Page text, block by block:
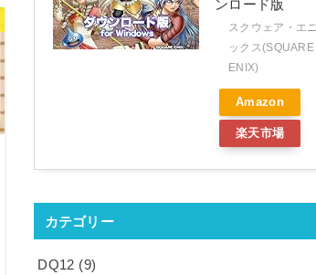
ンロード版
スクウェア・エニ
ックス(SQUARE
ENIX)
Amazon
楽天市場
カテゴリー
DQ12 (9)